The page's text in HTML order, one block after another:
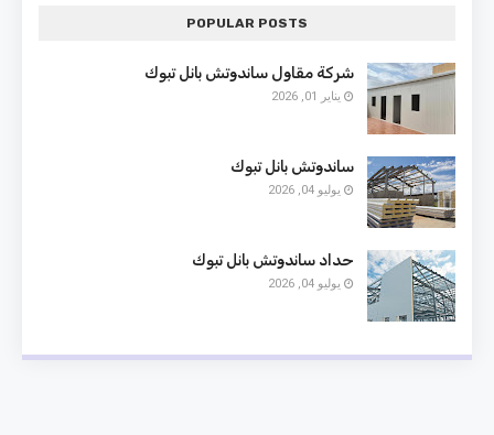
POPULAR POSTS
شركة مقاول ساندوتش بانل تبوك
يناير 01, 2026
ساندوتش بانل تبوك
يوليو 04, 2026
حداد ساندوتش بانل تبوك
يوليو 04, 2026